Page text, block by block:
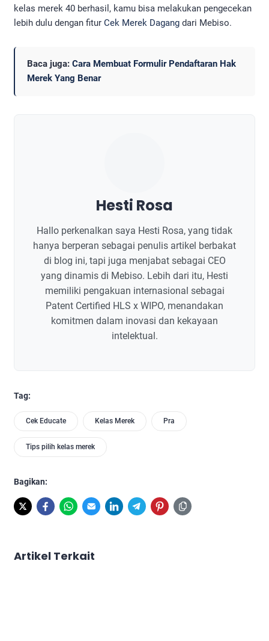
kelas merek 40 berhasil, kamu bisa melakukan pengecekan
lebih dulu dengan fitur Cek Merek Dagang dari Mebiso.
Baca juga: Cara Membuat Formulir Pendaftaran Hak
Merek Yang Benar
Hesti Rosa
Hallo perkenalkan saya Hesti Rosa, yang tidak
hanya berperan sebagai penulis artikel berbakat
di blog ini, tapi juga menjabat sebagai CEO
yang dinamis di Mebiso. Lebih dari itu, Hesti
memiliki pengakuan internasional sebagai
Patent Certified HLS x WIPO, menandakan
komitmen dalam inovasi dan kekayaan
intelektual.
Tag:
Cek Educate Kelas Merek Pra
Tips pilih kelas merek
Bagikan:
Artikel Terkait